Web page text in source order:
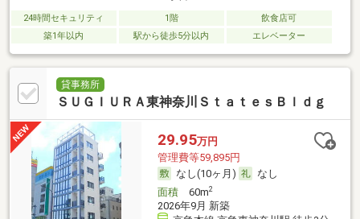
24時間セキュリティ 1階
飲食店可
築1年以内
駅から徒歩5分以内 エレベーター
貸事務所
ＳＵＧＩＵＲＡ東神奈川ＳｔａｔｅｓＢｌｄｇ
29.95万円
管理費等59,895円
なし(10ヶ月)
なし
面積60m2
2026年9月 新築